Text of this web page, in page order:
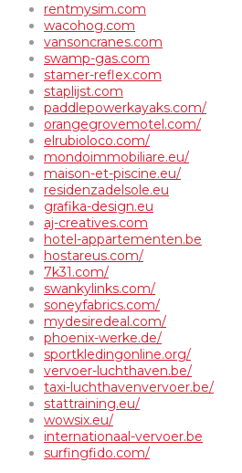
rentmysim.com
wacohog.com
vansoncranes.com
swamp-gas.com
stamer-reflex.com
staplijst.com
paddlepowerkayaks.com/
orangegrovemotel.com/
elrubioloco.com/
mondoimmobiliare.eu/
maison-et-piscine.eu/
residenzadelsole.eu
grafika-design.eu
aj-creatives.com
hotel-appartementen.be
hostareus.com/
7k31.com/
swankylinks.com/
soneyfabrics.com/
mydesiredeal.com/
phoenix-werke.de/
sportkledingonline.org/
vervoer-luchthaven.be/
taxi-luchthavenvervoer.be/
stattraining.eu/
wowsix.eu/
internationaal-vervoer.be
surfingfido.com/